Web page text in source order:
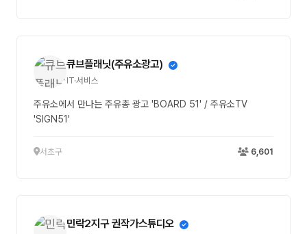
큐브플래닛(주유소광고)
IT·서비스
주유소에서 만나는 주유총 광고 'BOARD 51' / 주유소TV
'SIGN51'
서초구 6,601
민락2지구 권작가스튜디오